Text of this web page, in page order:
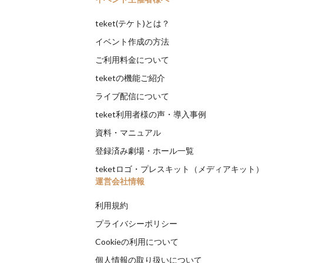
teket(テケト)とは？
イベント作成の方法
ご利用料金について
teketの機能ご紹介
ライブ配信について
teket利用者様の声・導入事例
資料・マニュアル
登録済み劇場・ホール一覧
teketロゴ・プレスキット（メディアキット）
運営会社情報
利用規約
プライバシーポリシー
Cookieの利用について
個人情報の取り扱いについて